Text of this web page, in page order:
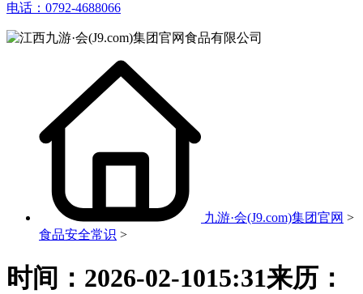
电话：0792-4688066
九游·会(J9.com)集团官网 >
食品安全常识 >
时间：2026-02-1015:31来历：